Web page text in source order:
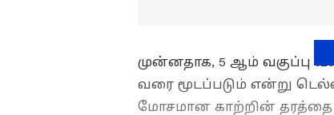
முன்னதாக, 5 ஆம் வகுப்பு
வரை மூடப்படும் என்று
மோசமான காற்றின் தரத்தை